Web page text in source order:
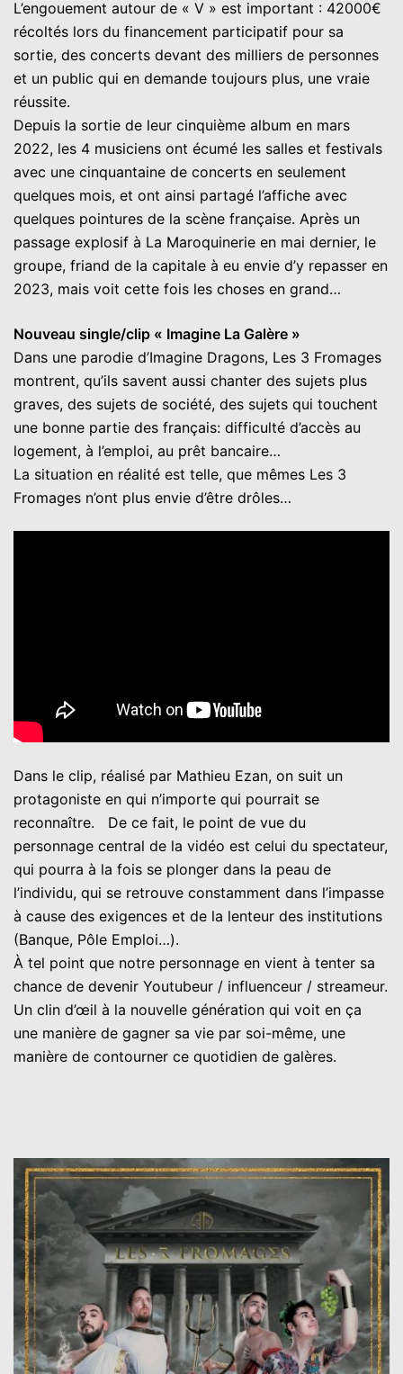
L’engouement autour de « V » est important : 42000€
récoltés lors du financement participatif pour sa
sortie, des concerts devant des milliers de personnes
et un public qui en demande toujours plus, une vraie
réussite.
Depuis la sortie de leur cinquième album en mars
2022, les 4 musiciens ont écumé les salles et festivals
avec une cinquantaine de concerts en seulement
quelques mois, et ont ainsi partagé l’affiche avec
quelques pointures de la scène française. Après un
passage explosif à La Maroquinerie en mai dernier, le
groupe, friand de la capitale à eu envie d’y repasser en
2023, mais voit cette fois les choses en grand…
Nouveau single/clip « Imagine La Galère »
Dans une parodie d’Imagine Dragons, Les 3 Fromages
montrent, qu’ils savent aussi chanter des sujets plus
graves, des sujets de société, des sujets qui touchent
une bonne partie des français: difficulté d’accès au
logement, à l’emploi, au prêt bancaire…
La situation en réalité est telle, que mêmes Les 3
Fromages n’ont plus envie d’être drôles…
Dans le clip, réalisé par Mathieu Ezan, on suit un
protagoniste en qui n’importe qui pourrait se
reconnaître. De ce fait, le point de vue du
personnage central de la vidéo est celui du spectateur,
qui pourra à la fois se plonger dans la peau de
l’individu, qui se retrouve constamment dans l’impasse
à cause des exigences et de la lenteur des institutions
(Banque, Pôle Emploi…).
À tel point que notre personnage en vient à tenter sa
chance de devenir Youtubeur / influenceur / streameur.
Un clin d’œil à la nouvelle génération qui voit en ça
une manière de gagner sa vie par soi-même, une
manière de contourner ce quotidien de galères.